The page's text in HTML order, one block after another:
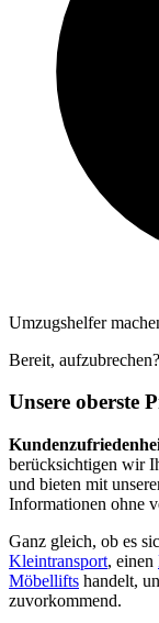
Umzugshelfer
Bereit,
Unsere oberste
berücksichtigen wir
und bieten mit
Informationen ohne
Ganz gleich, ob es
Kleintransport, einen
Möbellifts handelt,
zuvorkommend.